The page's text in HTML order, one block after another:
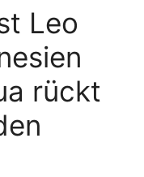
Leo
rückt